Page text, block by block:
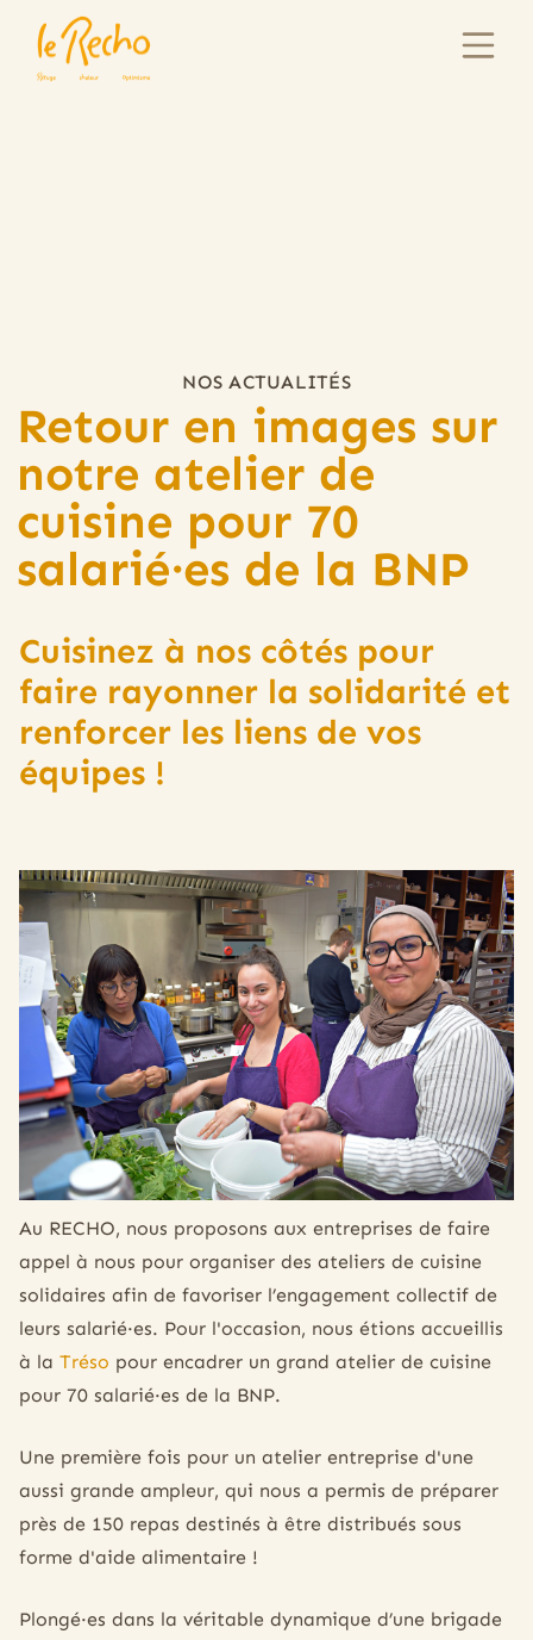
NOS ACTUALITÉS
Retour en images sur
notre atelier de
cuisine pour 70
salarié·es de la BNP
Cuisinez à nos côtés pour
faire rayonner la solidarité et
renforcer les liens de vos
équipes !
Au RECHO, nous proposons aux entreprises de faire
appel à nous pour organiser des ateliers de cuisine
solidaires afin de favoriser l’engagement collectif de
leurs salarié·es. Pour l'occasion, nous étions accueillis
à la Tréso pour encadrer un grand atelier de cuisine
pour 70 salarié·es de la BNP.
Une première fois pour un atelier entreprise d'une
aussi grande ampleur, qui nous a permis de préparer
près de 150 repas destinés à être distribués sous
forme d'aide alimentaire !
‍Plongé·es dans la véritable dynamique d’une brigade